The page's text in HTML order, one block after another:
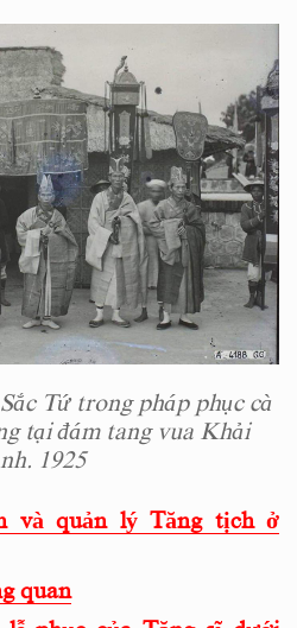
Tứ trong pháp phục cà
tại đám tang vua Khải
1925
và quản lý Tăng tịch ở
quan